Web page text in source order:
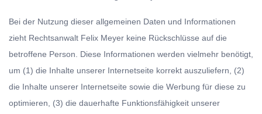
Bei der Nutzung dieser allgemeinen Daten und Informationen
zieht Rechtsanwalt Felix Meyer keine Rückschlüsse auf die
betroffene Person. Diese Informationen werden vielmehr benötigt,
um (1) die Inhalte unserer Internetseite korrekt auszuliefern, (2)
die Inhalte unserer Internetseite sowie die Werbung für diese zu
optimieren, (3) die dauerhafte Funktionsfähigkeit unserer